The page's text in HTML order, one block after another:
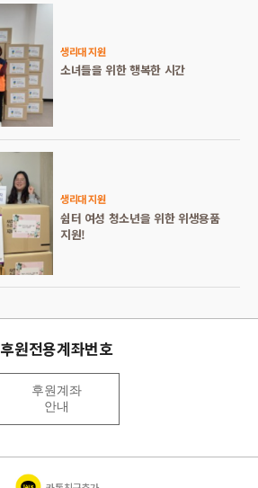
생리대 지원
소녀들을 위한 행복한 시간
생리대 지원
쉼터 여성 청소년을 위한 위생용품
지원!
후원전용계좌번호
후원계좌
안내